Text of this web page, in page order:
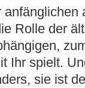
Rolle der
Ihr spielt.
sie ist